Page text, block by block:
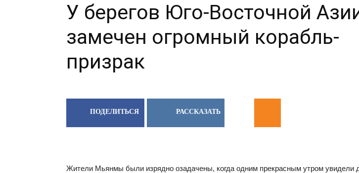
У берегов Юго-Восточной
замечен огромный корабль-
призрак
ПОДЕЛИТЬСЯ РАССКАЗАТЬ
Жители Мьянмы были изрядно озадачены, когда одним прекрасным утром